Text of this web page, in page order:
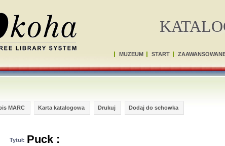
MUZEUM START
MARC Karta katalogowa Drukuj Dodaj do schowka
Tytuł: Puck :